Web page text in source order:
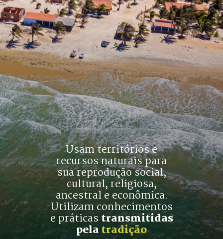
Usam territórios e
recursos naturais para
sua reprodução social,
cultural, religiosa,
ancestral e econômica.
Utilizam conhecimentos
e práticas transmitidas
pela tradição